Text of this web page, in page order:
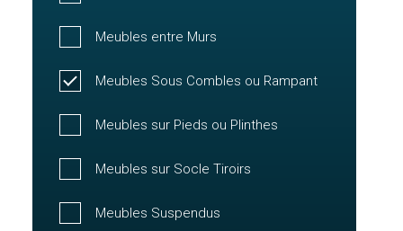
Meubles entre Murs
Meubles Sous Combles ou Rampant
Meubles sur Pieds ou Plinthes
Meubles sur Socle Tiroirs
Meubles Suspendus